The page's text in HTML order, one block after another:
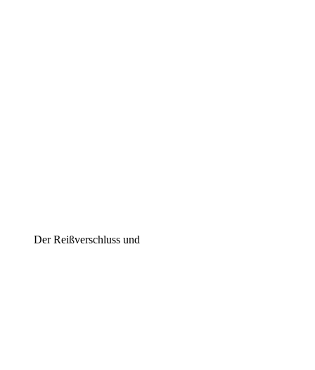
Der Reißverschluss und